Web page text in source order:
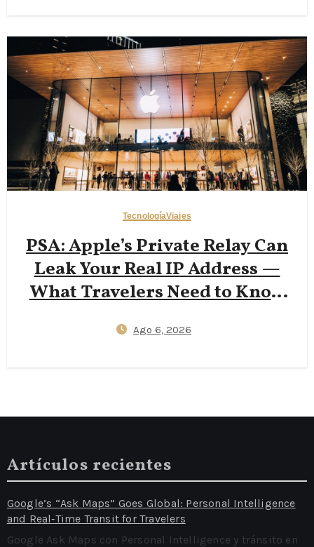
con Datos para 2026)
TecnologíaViajes
PSA: Apple’s Private Relay Can
Leak Your Real IP Address —
What Travelers Need to Know
Ago 6, 2026
Artículos recientes
Google’s “Ask Maps” Goes Global: Personal Intelligence
and Real‑Time Transit for Travelers
Google Ask Maps con Personal Intelligence y tránsito en